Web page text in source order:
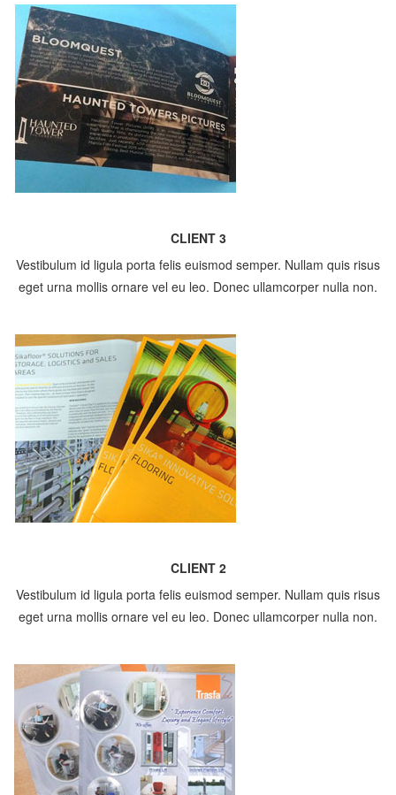
CLIENT 3
Vestibulum id ligula porta felis euismod semper. Nullam quis risus
eget urna mollis ornare vel eu leo. Donec ullamcorper nulla non.
CLIENT 2
Vestibulum id ligula porta felis euismod semper. Nullam quis risus
eget urna mollis ornare vel eu leo. Donec ullamcorper nulla non.